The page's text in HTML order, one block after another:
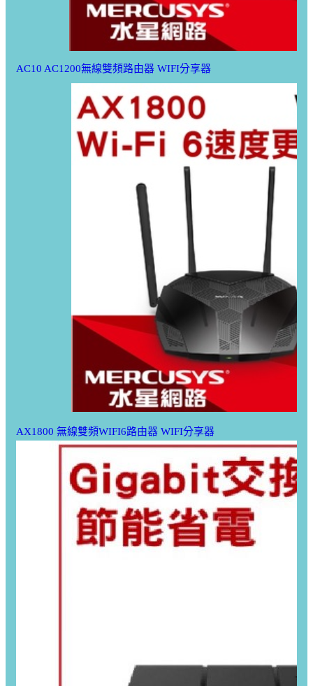
AC10 AC1200無線雙頻路由器 WIFI分享器
AX1800 無線雙頻WIFI6路由器 WIFI分享器